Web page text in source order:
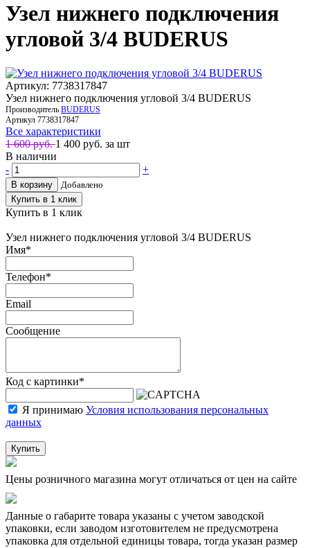
Узел нижнего подключения
угловой 3/4 BUDERUS
Артикул: 7738317847
Узел нижнего подключения угловой 3/4 BUDERUS
Производитель BUDERUS
Артикул 7738317847
Все характеристики
1 600 руб.1 400 руб. за шт
В наличии
-
+
В корзину
Добавлено
Купить в 1 клик
Купить в 1 клик
Узел нижнего подключения угловой 3/4 BUDERUS
Имя*
Телефон*
Email
Сообщение
Код с картинки*
Я принимаю Условия использования персональных
данных
Купить
Цены розничного магазина могут отличаться от цен на сайте
Данные о габарите товара указаны с учетом заводской
упаковки, если заводом изготовителем не предусмотрена
упаковка для отдельной единицы товара, тогда указан размер